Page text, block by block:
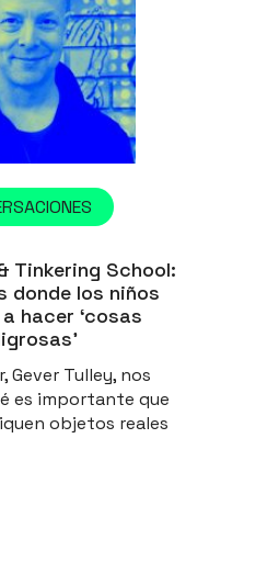
Tinkering School:
donde los niños
hacer ‘cosas
Gever Tulley, nos
es importante que
objetos reales